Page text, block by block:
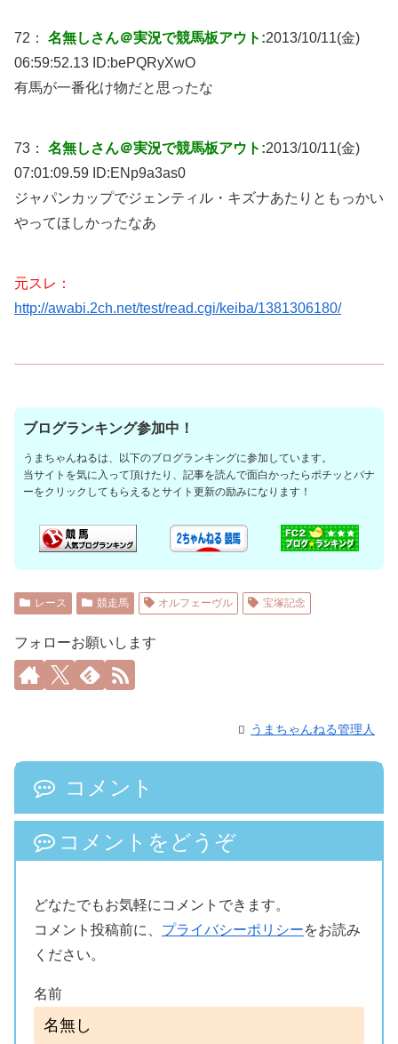
72： 名無しさん＠実況で競馬板アウト:2013/10/11(金)
06:59:52.13 ID:bePQRyXwO
有馬が一番化け物だと思ったな
73： 名無しさん＠実況で競馬板アウト:2013/10/11(金)
07:01:09.59 ID:ENp9a3as0
ジャパンカップでジェンティル・キズナあたりともっかい
やってほしかったなあ
元スレ：
http://awabi.2ch.net/test/read.cgi/keiba/1381306180/
ブログランキング参加中！
うまちゃんねるは、以下のブログランキングに参加しています。
当サイトを気に入って頂けたり、記事を読んで面白かったらポチッとバナ
ーをクリックしてもらえるとサイト更新の励みになります！
レース 競走馬 オルフェーヴル 宝塚記念
フォローお願いします
うまちゃんねる管理人
コメント
コメントをどうぞ
どなたでもお気軽にコメントできます。
コメント投稿前に、 プライバシーポリシーをお読み
ください。
名前